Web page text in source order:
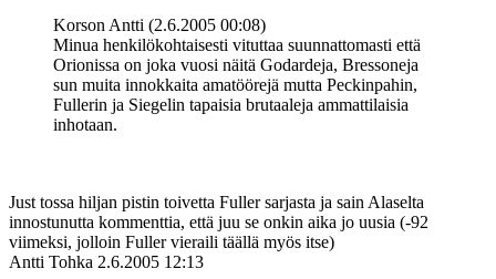
Korson Antti (2.6.2005 00:08)
Minua henkilökohtaisesti vituttaa suunnattomasti että
Orionissa on joka vuosi näitä Godardeja, Bressoneja
sun muita innokkaita amatöörejä mutta Peckinpahin,
Fullerin ja Siegelin tapaisia brutaaleja ammattilaisia
inhotaan.
Just tossa hiljan pistin toivetta Fuller sarjasta ja sain Alaselta
innostunutta kommenttia, että juu se onkin aika jo uusia (-92
viimeksi, jolloin Fuller vieraili täällä myös itse)
Antti Tohka 2.6.2005 12:13